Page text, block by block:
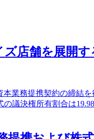
店舗を展開
業務提携契約の締結
議決権所有割合は